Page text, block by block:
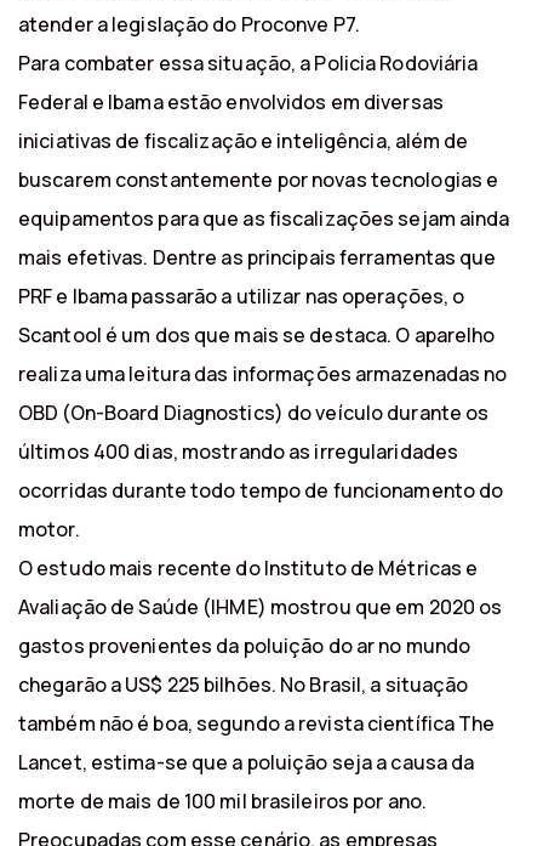
atender a legislação do Proconve P7.
Para combater essa situação, a Policia Rodoviária
Federal e Ibama estão envolvidos em diversas
iniciativas de fiscalização e inteligência, além de
buscarem constantemente por novas tecnologias e
equipamentos para que as fiscalizações sejam ainda
mais efetivas. Dentre as principais ferramentas que
PRF e Ibama passarão a utilizar nas operações, o
Scantool é um dos que mais se destaca. O aparelho
realiza uma leitura das informações armazenadas no
OBD (On-Board Diagnostics) do veículo durante os
últimos 400 dias, mostrando as irregularidades
ocorridas durante todo tempo de funcionamento do
motor.
O estudo mais recente do Instituto de Métricas e
Avaliação de Saúde (IHME) mostrou que em 2020 os
gastos provenientes da poluição do ar no mundo
chegarão a US$ 225 bilhões. No Brasil, a situação
também não é boa, segundo a revista científica The
Lancet, estima-se que a poluição seja a causa da
morte de mais de 100 mil brasileiros por ano.
Preocupadas com esse cenário, as empresas